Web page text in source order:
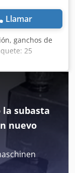
Llamar
ganchos de
25
roscada M4 -
21 -Peso: 1
subasta
nuevo